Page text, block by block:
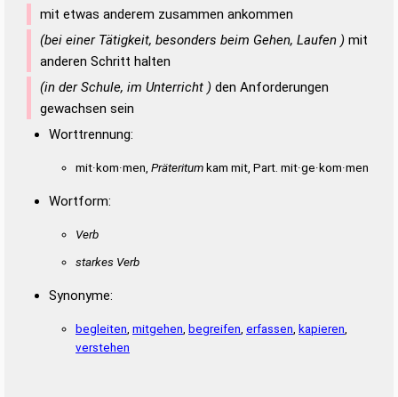
mit etwas anderem zusammen ankommen
(bei einer Tätigkeit, besonders beim Gehen, Laufen ) mit
anderen Schritt halten
(in der Schule, im Unterricht ) den Anforderungen
gewachsen sein
Worttrennung:
mit·kom·men, Präteritumkam mit, Part. mit·ge·kom·men
Wortform:
Verb
starkes Verb
Synonyme:
begleiten mitgehen begreifen erfassen kapieren
verstehen